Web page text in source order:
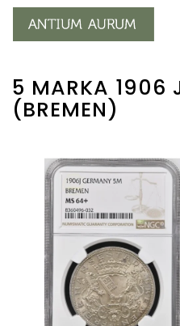
content
5 MARKA 1906
(BREMEN)